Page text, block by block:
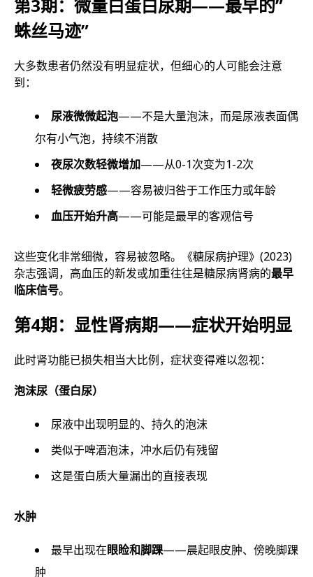
第3期：微量白蛋白尿期——最早的”
蛛丝马迹”
大多数患者仍然没有明显症状，但细心的人可能会注意
到：
尿液微微起泡——不是大量泡沫，而是尿液表面偶
尔有小气泡，持续不消散
夜尿次数轻微增加——从0-1次变为1-2次
轻微疲劳感——容易被归咎于工作压力或年龄
血压开始升高——可能是最早的客观信号
这些变化非常细微，容易被忽略。《糖尿病护理》(2023)
杂志强调，高血压的新发或加重往往是糖尿病肾病的最早
临床信号。
第4期：显性肾病期——症状开始明显
此时肾功能已损失相当大比例，症状变得难以忽视：
泡沫尿（蛋白尿）
尿液中出现明显的、持久的泡沫
类似于啤酒泡沫，冲水后仍有残留
这是蛋白质大量漏出的直接表现
水肿
最早出现在眼睑和脚踝——晨起眼皮肿、傍晚脚踝
肿